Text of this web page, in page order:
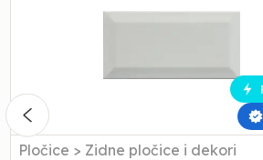
10x20
0.8
Pločice > Zidne pločice i dekori